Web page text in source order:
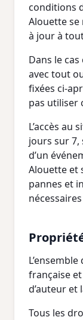
conditions
Alouette
à jour à
Dans le
avec tout
fixées ci-
pas utiliser
L’accès au
jours sur 7,
d’un
Alouette et
pannes et
française
d’auteur
Tous les